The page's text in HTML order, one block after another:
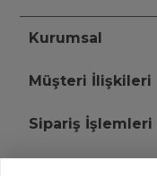
Kurumsal
Müşteri İlişkileri
Sipariş İşlemleri